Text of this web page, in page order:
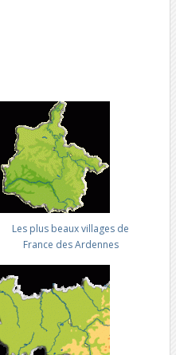
Les plus beaux villages de
France des Ardennes